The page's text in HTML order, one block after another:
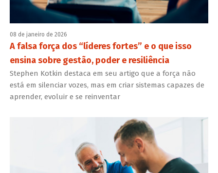
08 de janeiro de 2026
A falsa força dos “líderes fortes” e o que isso
ensina sobre gestão, poder e resiliência
Stephen Kotkin destaca em seu artigo que a força não
está em silenciar vozes, mas em criar sistemas capazes de
aprender, evoluir e se reinventar